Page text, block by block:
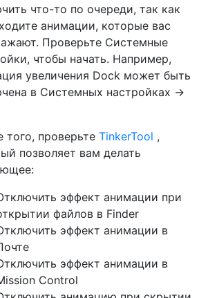
что-то по очереди, так как
анимации, которые вас
Проверьте Системные
чтобы начать. Например,
увеличения Dock может быть
в Системных настройках ->
того, проверьте TinkerTool ,
позволяет вам делать
эффект анимации при
файлов в Finder
эффект анимации в
эффект анимации в
Control